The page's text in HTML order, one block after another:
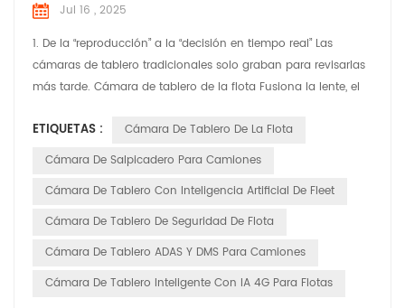
Jul 16 , 2025
1. De la “reproducción” a la “decisión en tiempo real” Las
cámaras de tablero tradicionales solo graban para revisarlas
más tarde. Cámara de tablero de la flota Fusiona la lente, el
una única señal de "cabina en vivo". Los despachadores
viajan en el asiento del copiloto desde la oficina; los
ETIQUETAS :
Cámara De Tablero De La Flota
Cámara De Salpicadero Para Camiones
Cámara De Tablero Con Inteligencia Artificial De Fleet
Cámara De Tablero De Seguridad De Flota
Cámara De Tablero ADAS Y DMS Para Camiones
Cámara De Tablero Inteligente Con IA 4G Para Flotas